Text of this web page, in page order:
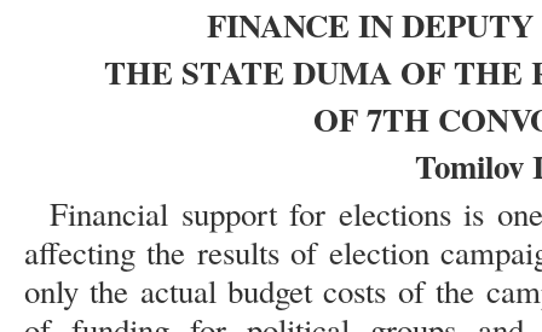
FINANCE IN
THE STATE DUMA OF THE
OF 7TH
Tomilov
Financial support for elections is
affecting the results of election
only the actual budget costs of the